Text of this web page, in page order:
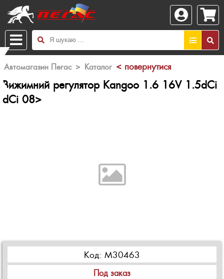
Автомагазин Пегас > Каталог < повернутися
Вижимний регулятор Kangoo 1.6 16V 1.5dCi
dCi 08>
Код: M30463
Под заказ